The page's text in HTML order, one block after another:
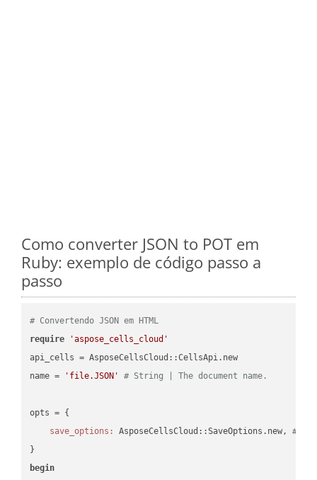
Como converter JSON to POT em
Ruby: exemplo de código passo a
passo
# Convertendo JSON em HTML
require
'aspose_cells_cloud'
api_cells = AsposeCellsCloud::CellsApi.new
name =
'file.JSON' # String | The document name.
opts = {
save_options:
AsposeCellsCloud::SaveOptions.new, #
begin